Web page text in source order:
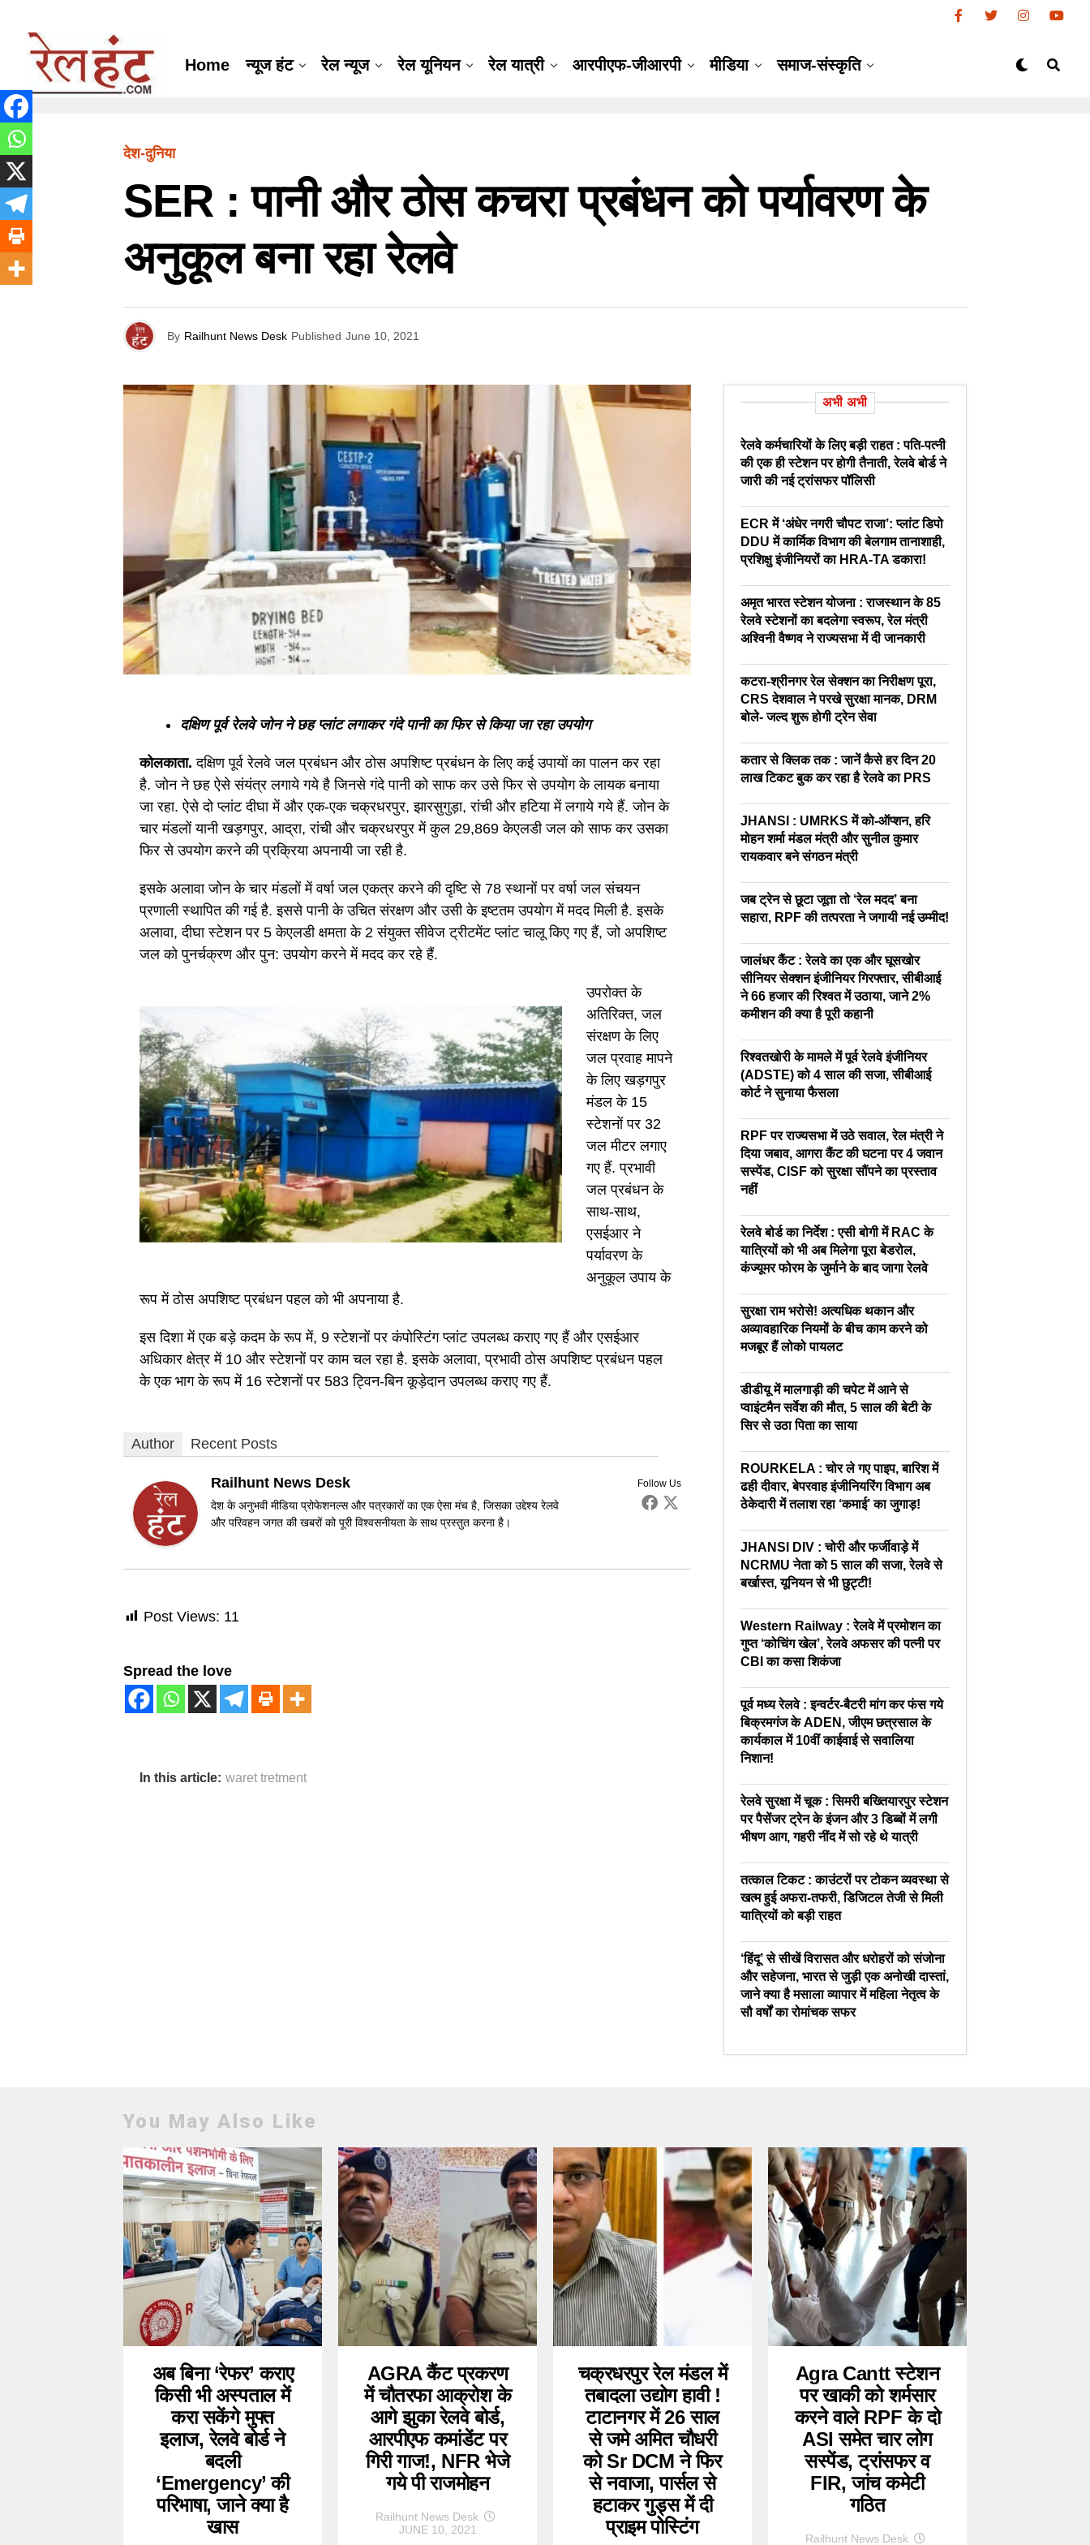
Home न्यूज हंट रेल न्यूज रेल यूनियन रेल यात्री आरपीएफ-जीआरपी मीडिया समाज-संस्कृति
देश-दुनिया
SER : पानी और ठोस कचरा प्रबंधन को पर्यावरण के
अनुकूल बना रहा रेलवे
By Railhunt News Desk Published June 10, 2021
दक्षिण पूर्व रेलवे जोन ने छह प्लांट लगाकर गंदे पानी का फिर से किया जा रहा उपयोग
कोलकाता. दक्षिण पूर्व रेलवे जल प्रबंधन और ठोस अपशिष्ट प्रबंधन के लिए कई उपायों का पालन कर रहा
है. जोन ने छह ऐसे संयंत्र लगाये गये है जिनसे गंदे पानी को साफ कर उसे फिर से उपयोग के लायक बनाया
जा रहा. ऐसे दो प्लांट दीघा में और एक-एक चक्रधरपुर, झारसुगुड़ा, रांची और हटिया में लगाये गये हैं. जोन के
चार मंडलों यानी खड़गपुर, आद्रा, रांची और चक्रधरपुर में कुल 29,869 केएलडी जल को साफ कर उसका
फिर से उपयोग करने की प्रक्रिया अपनायी जा रही है.
इसके अलावा जोन के चार मंडलों में वर्षा जल एकत्र करने की दृष्टि से 78 स्थानों पर वर्षा जल संचयन
प्रणाली स्थापित की गई है. इससे पानी के उचित संरक्षण और उसी के इष्टतम उपयोग में मदद मिली है. इसके
अलावा, दीघा स्टेशन पर 5 केएलडी क्षमता के 2 संयुक्त सीवेज ट्रीटमेंट प्लांट चालू किए गए हैं, जो अपशिष्ट
जल को पुनर्चक्रण और पुन: उपयोग करने में मदद कर रहे हैं.
उपरोक्त के
अतिरिक्त, जल
संरक्षण के लिए
जल प्रवाह मापने
के लिए खड़गपुर
मंडल के 15
स्टेशनों पर 32
जल मीटर लगाए
गए हैं. प्रभावी
जल प्रबंधन के
साथ-साथ,
एसईआर ने
पर्यावरण के
अनुकूल उपाय के
रूप में ठोस अपशिष्ट प्रबंधन पहल को भी अपनाया है.
इस दिशा में एक बड़े कदम के रूप में, 9 स्टेशनों पर कंपोस्टिंग प्लांट उपलब्ध कराए गए हैं और एसईआर
अधिकार क्षेत्र में 10 और स्टेशनों पर काम चल रहा है. इसके अलावा, प्रभावी ठोस अपशिष्ट प्रबंधन पहल
के एक भाग के रूप में 16 स्टेशनों पर 583 ट्विन-बिन कूड़ेदान उपलब्ध कराए गए हैं.
Author Recent Posts
Follow Us
Railhunt News Desk
देश के अनुभवी मीडिया प्रोफेशनल्स और पत्रकारों का एक ऐसा मंच है, जिसका उद्देश्य रेलवे
और परिवहन जगत की खबरों को पूरी विश्वसनीयता के साथ प्रस्तुत करना है।
Post Views: 11
Spread the love
In this article: waret tretment
अभी अभी
रेलवे कर्मचारियों के लिए बड़ी राहत : पति-पत्नी
की एक ही स्टेशन पर होगी तैनाती, रेलवे बोर्ड ने
जारी की नई ट्रांसफर पॉलिसी
ECR में ‘अंधेर नगरी चौपट राजा’: प्लांट डिपो
DDU में कार्मिक विभाग की बेलगाम तानाशाही,
प्रशिक्षु इंजीनियरों का HRA-TA डकारा!
अमृत भारत स्टेशन योजना : राजस्थान के 85
रेलवे स्टेशनों का बदलेगा स्वरूप, रेल मंत्री
अश्विनी वैष्णव ने राज्यसभा में दी जानकारी
कटरा-श्रीनगर रेल सेक्शन का निरीक्षण पूरा,
CRS देशवाल ने परखे सुरक्षा मानक, DRM
बोले- जल्द शुरू होगी ट्रेन सेवा
कतार से क्लिक तक : जानें कैसे हर दिन 20
लाख टिकट बुक कर रहा है रेलवे का PRS
JHANSI : UMRKS में को-ऑप्शन, हरि
मोहन शर्मा मंडल मंत्री और सुनील कुमार
रायकवार बने संगठन मंत्री
जब ट्रेन से छूटा जूता तो ‘रेल मदद’ बना
सहारा, RPF की तत्परता ने जगायी नई उम्मीद!
जालंधर कैंट : रेलवे का एक और घूसखोर
सीनियर सेक्शन इंजीनियर गिरफ्तार, सीबीआई
ने 66 हजार की रिश्वत में उठाया, जाने 2%
कमीशन की क्या है पूरी कहानी
रिश्वतखोरी के मामले में पूर्व रेलवे इंजीनियर
(ADSTE) को 4 साल की सजा, सीबीआई
कोर्ट ने सुनाया फैसला
RPF पर राज्यसभा में उठे सवाल, रेल मंत्री ने
दिया जबाव, आगरा कैंट की घटना पर 4 जवान
सस्पेंड, CISF को सुरक्षा सौंपने का प्रस्ताव
नहीं
रेलवे बोर्ड का निर्देश : एसी बोगी में RAC के
यात्रियों को भी अब मिलेगा पूरा बेडरोल,
कंज्यूमर फोरम के जुर्माने के बाद जागा रेलवे
सुरक्षा राम भरोसे! अत्यधिक थकान और
अव्यावहारिक नियमों के बीच काम करने को
मजबूर हैं लोको पायलट
डीडीयू में मालगाड़ी की चपेट में आने से
प्वाइंटमैन सर्वेश की मौत, 5 साल की बेटी के
सिर से उठा पिता का साया
ROURKELA : चोर ले गए पाइप, बारिश में
ढही दीवार, बेपरवाह इंजीनियरिंग विभाग अब
ठेकेदारी में तलाश रहा ‘कमाई’ का जुगाड़!
JHANSI DIV : चोरी और फर्जीवाड़े में
NCRMU नेता को 5 साल की सजा, रेलवे से
बर्खास्त, यूनियन से भी छुट्टी!
Western Railway : रेलवे में प्रमोशन का
गुप्त ‘कोचिंग खेल’, रेलवे अफसर की पत्नी पर
CBI का कसा शिकंजा
पूर्व मध्य रेलवे : इन्वर्टर-बैटरी मांग कर फंस गये
बिक्रमगंज के ADEN, जीएम छत्रसाल के
कार्यकाल में 10वीं काईवाई से सवालिया
निशान!
रेलवे सुरक्षा में चूक : सिमरी बख्तियारपुर स्टेशन
पर पैसेंजर ट्रेन के इंजन और 3 डिब्बों में लगी
भीषण आग, गहरी नींद में सो रहे थे यात्री
तत्काल टिकट : काउंटरों पर टोकन व्यवस्था से
खत्म हुई अफरा-तफरी, डिजिटल तेजी से मिली
यात्रियों को बड़ी राहत
‘हिंदू’ से सीखें विरासत और धरोहरों को संजोना
और सहेजना, भारत से जुड़ी एक अनोखी दास्तां,
जाने क्या है मसाला व्यापार में महिला नेतृत्व के
सौ वर्षों का रोमांचक सफर
You May Also Like
अब बिना ‘रेफर’ कराए
किसी भी अस्पताल में
करा सकेंगे मुफ्त
इलाज, रेलवे बोर्ड ने
बदली
‘Emergency’ की
परिभाषा, जाने क्या है
खास
AGRA कैंट प्रकरण
में चौतरफा आक्रोश के
आगे झुका रेलवे बोर्ड,
आरपीएफ कमांडेंट पर
गिरी गाज!, NFR भेजे
गये पी राजमोहन
Railhunt News Desk
JUNE 10, 2021
चक्रधरपुर रेल मंडल में
तबादला उद्योग हावी !
टाटानगर में 26 साल
से जमे अमित चौधरी
को Sr DCM ने फिर
से नवाजा, पार्सल से
हटाकर गुड्स में दी
प्राइम पोस्टिंग
Agra Cantt स्टेशन
पर खाकी को शर्मसार
करने वाले RPF के दो
ASI समेत चार लोग
सस्पेंड, ट्रांसफर व
FIR, जांच कमेटी
गठित
Railhunt News Desk